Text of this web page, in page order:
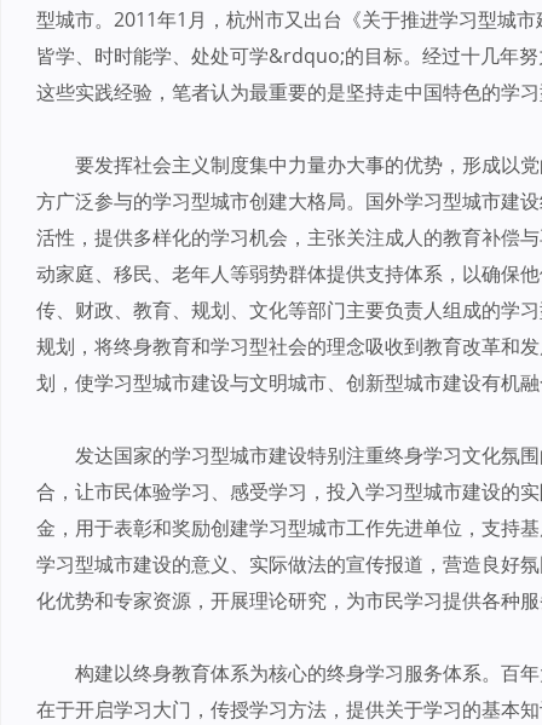
型城市。2011年1月，杭州市又出台《关于推进学习型城
皆学、时时能学、处处可学&rdquo;的目标。经过十几年
这些实践经验，笔者认为最重要的是坚持走中国特色的学
要发挥社会主义制度集中力量办大事的优势，形成以
方广泛参与的学习型城市创建大格局。国外学习型城市建
活性，提供多样化的学习机会，主张关注成人的教育补偿
动家庭、移民、老年人等弱势群体提供支持体系，以确保
传、财政、教育、规划、文化等部门主要负责人组成的学
规划，将终身教育和学习型社会的理念吸收到教育改革和
划，使学习型城市建设与文明城市、创新型城市建设有机
发达国家的学习型城市建设特别注重终身学习文化氛
合，让市民体验学习、感受学习，投入学习型城市建设的
金，用于表彰和奖励创建学习型城市工作先进单位，支持
学习型城市建设的意义、实际做法的宣传报道，营造良好
化优势和专家资源，开展理论研究，为市民学习提供各种
构建以终身教育体系为核心的终身学习服务体系。百
在于开启学习大门，传授学习方法，提供关于学习的基本